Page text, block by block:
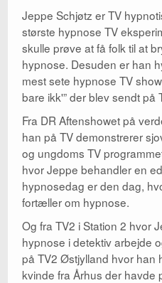
Jeppe Schjøtz er TV
største hypnose TV
skulle prøve at få folk til at
hypnose. Desuden er han
mest sete hypnose TV
bare ikk'” der blev sendt på
Fra DR Aftenshowet på
han på TV demonstrerer
og ungdoms TV
hvor Jeppe behandler en
hypnosedag er den dag,
fortæller om hypnose.
Og fra TV2 i Station 2 hvor
hypnose i detektiv arbejde
på TV2 Østjylland hvor
kvinde fra Århus der